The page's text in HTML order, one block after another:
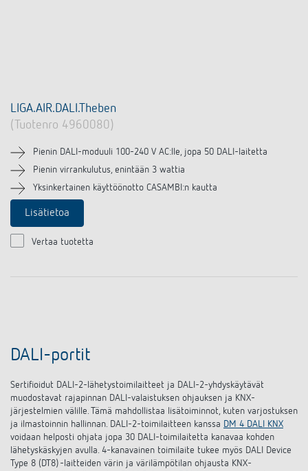
LIGA.AIR.DALI.Theben​
(Tuotenro 4960080)
Pienin DALI-moduuli 100-240 V AC:lle, jopa 50 DALI-laitetta
Pienin virrankulutus, enintään 3 wattia
Yksinkertainen käyttöönotto CASAMBI:n kautta
Lisätietoa
Vertaa tuotetta
DALI-portit
Sertifioidut DALI-2-lähetystoimilaitteet ja DALI-2-yhdyskäytävät
muodostavat rajapinnan DALI-valaistuksen ohjauksen ja KNX-
järjestelmien välille. Tämä mahdollistaa lisätoiminnot, kuten varjostuksen
ja ilmastoinnin hallinnan. DALI-2-toimilaitteen kanssa DM 4 DALI KNX
voidaan helposti ohjata jopa 30 DALI-toimilaitetta kanavaa kohden
lähetyskäskyjen avulla. 4-kanavainen toimilaite tukee myös DALI Device
Type 8 (DT8) -laitteiden värin ja värilämpötilan ohjausta KNX-